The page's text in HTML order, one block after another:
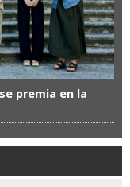
premia en la